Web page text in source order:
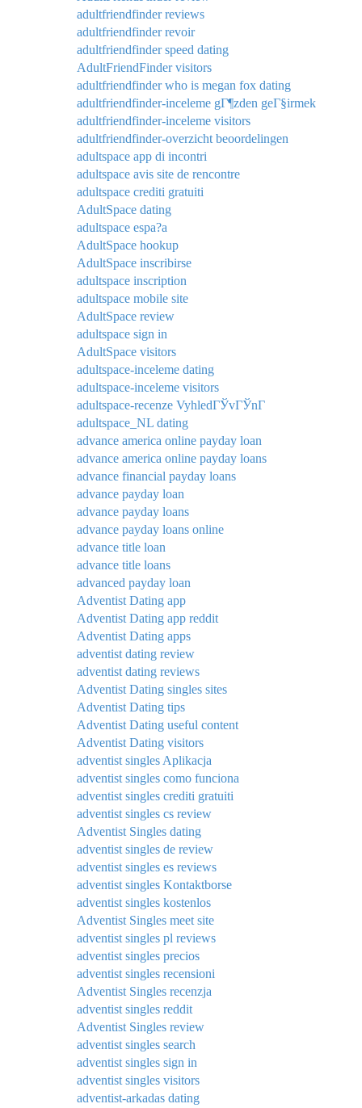
adultfriendfinder reviews
adultfriendfinder revoir
adultfriendfinder speed dating
AdultFriendFinder visitors
adultfriendfinder who is megan fox dating
adultfriendfinder-inceleme gГ¶zden geГ§irmek
adultfriendfinder-inceleme visitors
adultfriendfinder-overzicht beoordelingen
adultspace app di incontri
adultspace avis site de rencontre
adultspace crediti gratuiti
AdultSpace dating
adultspace espa?a
AdultSpace hookup
AdultSpace inscribirse
adultspace inscription
adultspace mobile site
AdultSpace review
adultspace sign in
AdultSpace visitors
adultspace-inceleme dating
adultspace-inceleme visitors
adultspace-recenze VyhledГЎvГЎnГ­
adultspace_NL dating
advance america online payday loan
advance america online payday loans
advance financial payday loans
advance payday loan
advance payday loans
advance payday loans online
advance title loan
advance title loans
advanced payday loan
Adventist Dating app
Adventist Dating app reddit
Adventist Dating apps
adventist dating review
adventist dating reviews
Adventist Dating singles sites
Adventist Dating tips
Adventist Dating useful content
Adventist Dating visitors
adventist singles Aplikacja
adventist singles como funciona
adventist singles crediti gratuiti
adventist singles cs review
Adventist Singles dating
adventist singles de review
adventist singles es reviews
adventist singles Kontaktborse
adventist singles kostenlos
Adventist Singles meet site
adventist singles pl reviews
adventist singles precios
adventist singles recensioni
Adventist Singles recenzja
adventist singles reddit
Adventist Singles review
adventist singles search
adventist singles sign in
adventist singles visitors
adventist-arkadas dating